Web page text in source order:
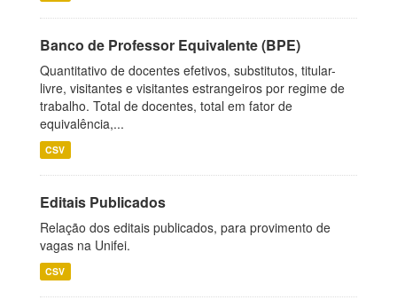
Banco de Professor Equivalente (BPE)
Quantitativo de docentes efetivos, substitutos, titular-
livre, visitantes e visitantes estrangeiros por regime de
trabalho. Total de docentes, total em fator de
equivalência,...
CSV
Editais Publicados
Relação dos editais publicados, para provimento de
vagas na Unifei.
CSV